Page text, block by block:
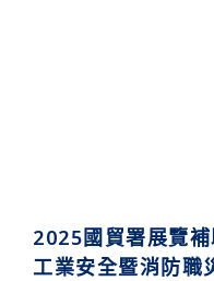
2025國貿署展覽
工業安全暨消防職